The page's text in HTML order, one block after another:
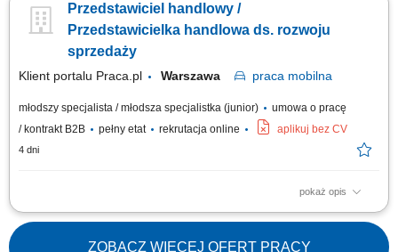
nadzór nad procesem sprzedaży. Budowanie i utrzymywanie trwałych
relacji z kontrahentami oraz dostawcami. Koordynacja procesów zakupu i
Przedstawiciel handlowy /
Przedstawicielka handlowa ds. rozwoju
sprzedaży
Klient portalu Praca.pl Warszawa praca mobilna
młodszy specjalista / młodsza specjalistka (junior)
umowa o pracę
/ kontrakt B2B
pełny etat rekrutacja online aplikuj bez CV
4 dni
pokaż opis
Aktywne pozyskiwanie nowych klientów w regionie województwa
mazowieckiego. Wsparcie w tworzeniu ofert handlowych i prezentacji
produktów. Utrzymywanie trwałych relacji z klientami i bieżąca obsługa
ZOBACZ WIĘCEJ OFERT PRACY